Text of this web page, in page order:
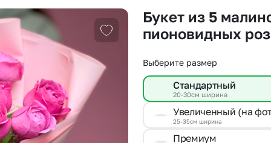
роза
По виду цветка
Распродажа
Букеты от 4000 руб.
Букеты 2500 - 4000 руб.
Букеты 1500 - 2600 руб.
Недорогие цветы
День Учителя
Пасха
Последний звонок
Повышение
Рождение ребенка
Белые розы
Кремовые розы
Малиновые розы
Разноцветные розы
Розовые розы
к букетам
Открытки
Добавить в избранное
Букет из 5
пионовидных
Выберите размер
Стандартный
20-30см ширина
Увеличенный (на
25-35см ширина
Премиум